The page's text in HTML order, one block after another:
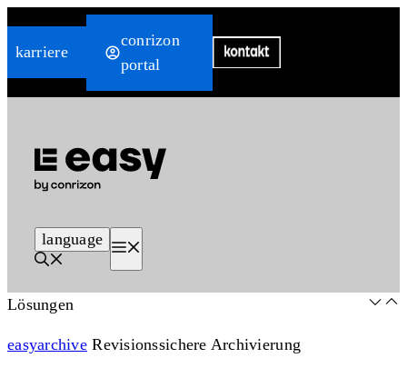
Inhalt
karriere
conrizon
portal
language
Lösungen
easyarchive Revisionssichere Archivierung